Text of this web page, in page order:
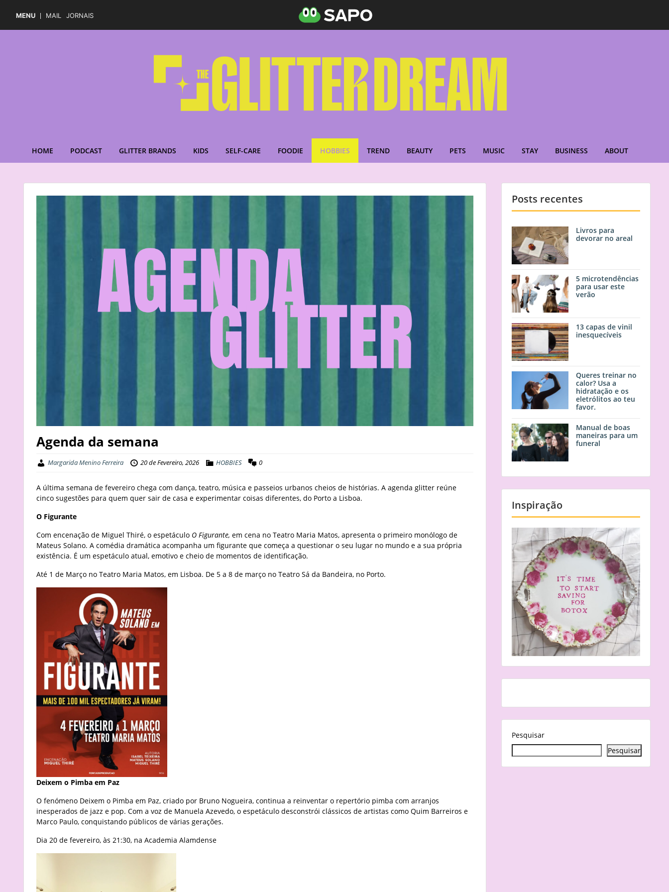
MENU MAIL JORNAIS
HOME PODCAST GLITTER BRANDS KIDS SELF-CARE FOODIE HOBBIES TREND BEAUTY PETS MUSIC STAY BUSINESS ABOUT
Agenda da semana
Margarida Menino Ferreira 20 de Fevereiro, 2026 HOBBIES 0
A última semana de fevereiro chega com dança, teatro, música e passeios urbanos cheios de histórias. A agenda glitter reúne
cinco sugestões para quem quer sair de casa e experimentar coisas diferentes, do Porto a Lisboa.
O Figurante
Com encenação de Miguel Thiré, o espetáculo O Figurante, em cena no Teatro Maria Matos, apresenta o primeiro monólogo de
Mateus Solano. A comédia dramática acompanha um figurante que começa a questionar o seu lugar no mundo e a sua própria
existência. É um espetáculo atual, emotivo e cheio de momentos de identificação.
Até 1 de Março no Teatro Maria Matos, em Lisboa. De 5 a 8 de março no Teatro Sá da Bandeira, no Porto.
Deixem o Pimba em Paz
O fenómeno Deixem o Pimba em Paz, criado por Bruno Nogueira, continua a reinventar o repertório pimba com arranjos
inesperados de jazz e pop. Com a voz de Manuela Azevedo, o espetáculo desconstrói clássicos de artistas como Quim Barreiros e
Marco Paulo, conquistando públicos de várias gerações.
Dia 20 de fevereiro, às 21:30, na Academia Alamdense
Posts recentes
Livros para
devorar no areal
5 microtendências
para usar este
verão
13 capas de vinil
inesquecíveis
Queres treinar no
calor? Usa a
hidratação e os
eletrólitos ao teu
favor.
Manual de boas
maneiras para um
funeral
Inspiração
Pesquisar
Pesquisar